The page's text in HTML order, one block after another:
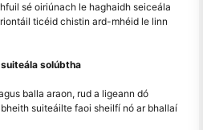
sé oiriúnach le haghaidh seiceála
ticéid chistin ard-mhéid le linn
solúbtha
balla araon, rud a ligeann dó
suiteáilte faoi sheilfí nó ar bhallaí